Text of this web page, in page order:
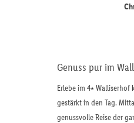
Genuss pur im
Erlebe im 4⭑
gestärkt in den Tag.
genussvolle Reise der